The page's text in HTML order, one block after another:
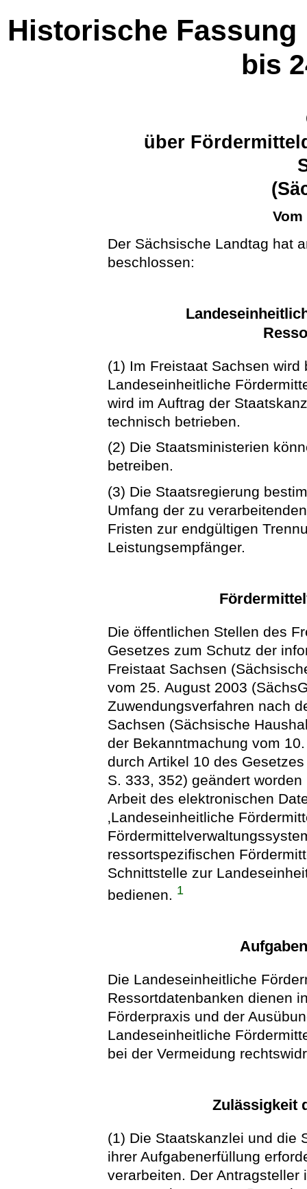
Historische Fassung
bis
über
Der Sächsische Landtag hat
beschlossen:
(1) Im Freistaat Sachsen
Landeseinheitliche
wird im Auftrag der
technisch betrieben.
(2) Die Staatsministerien
betreiben.
(3) Die Staatsregierung
Umfang der zu
Fristen zur endgültigen
Leistungsempfänger.
Die öffentlichen Stellen des
Gesetzes zum Schutz der
Freistaat Sachsen
vom 25. August 2003
Zuwendungsverfahren nach
Sachsen (Sächsische
der Bekanntmachung vom
durch Artikel 10 des
S. 333, 352) geändert
Arbeit des elektronischen
‚Landeseinheitliche
ressortspezifischen
Schnittstelle zur
bedienen. 1
Die Landeseinheitliche
Ressortdatenbanken dienen
Förderpraxis und der
Landeseinheitliche
bei der Vermeidung
Zulässigkeit
(1) Die Staatskanzlei und die
ihrer Aufgabenerfüllung
verarbeiten. Der